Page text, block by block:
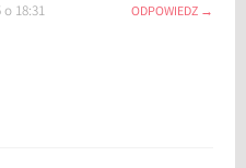
18:31 ODPOWIEDZ